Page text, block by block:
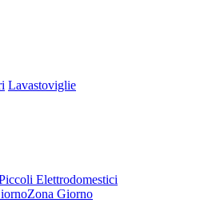
Lavastoviglie
Elettrodomestici
Zona Giorno